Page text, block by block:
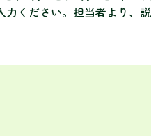
力ください。担当者より、